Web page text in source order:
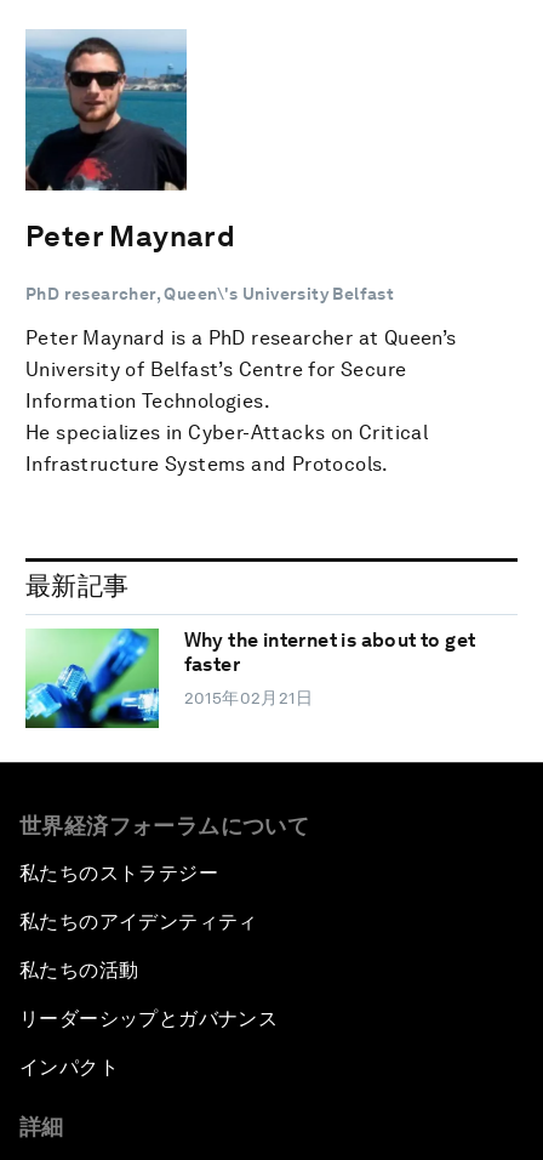
Peter Maynard
PhD researcher, Queen\'s University Belfast
Peter Maynard is a PhD researcher at Queen’s
University of Belfast’s Centre for Secure
Information Technologies.
He specializes in Cyber-Attacks on Critical
Infrastructure Systems and Protocols.
最新記事
Why the internet is about to get
faster
2015年02月21日
世界経済フォーラムについて
私たちのストラテジー
私たちのアイデンティティ
私たちの活動
リーダーシップとガバナンス
インパクト
詳細